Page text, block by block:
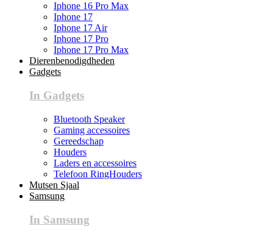
Iphone 16 Pro Max
Iphone 17
Iphone 17 Air
Iphone 17 Pro
Iphone 17 Pro Max
Dierenbenodigdheden
Gadgets
In Gadgets
Bluetooth Speaker
Gaming accessoires
Gereedschap
Houders
Laders en accessoires
Telefoon RingHouders
Mutsen Sjaal
Samsung
In Samsung